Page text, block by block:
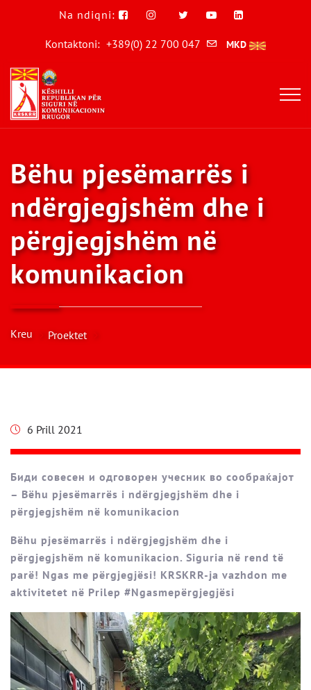
Na ndiqni:
Kontaktoni: +389(0) 22 700 047 MKD
Bëhu pjesëmarrës i
ndërgjegjshëm dhe i
përgjegjshëm në
komunikacion
Kreu Proektet
6 Prill 2021
Биди совесен и одговорен учесник во сообраќајот
– Bëhu pjesëmarrës i ndërgjegjshëm dhe i
përgjegjshëm në komunikacion
Bëhu pjesëmarrës i ndërgjegjshëm dhe i
përgjegjshëm në komunikacion. Siguria në rend të
parë! Ngas me përgjegjësi! KRSKRR-ja vazhdon me
aktivitetet në Prilep #Ngasmepërgjegjësi